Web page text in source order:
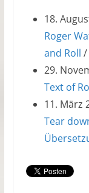
18.
Roger
and Roll /
29.
Text of
11. März
Tear